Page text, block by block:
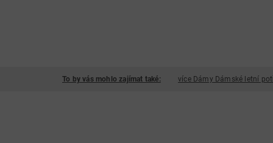
To by vás mohlo zajímat také: více Dámy Dámské letní